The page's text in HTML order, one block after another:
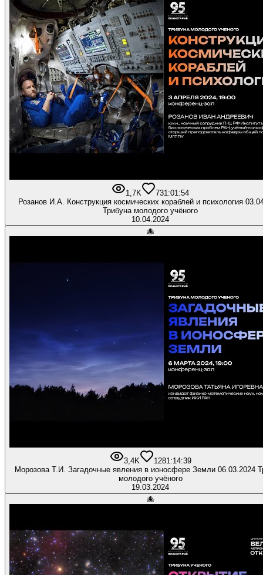
1,7K 731:01:54
Розанов И.А. Конструкция космических кораблей и психология
Трибуна молодого учёного
10.04.2024
🐙
3,4K 1281:14:39
Морозова Т.И. Загадочные явления в ионосфере Земли 06.03.2024
молодого учёного
19.03.2024
🐙